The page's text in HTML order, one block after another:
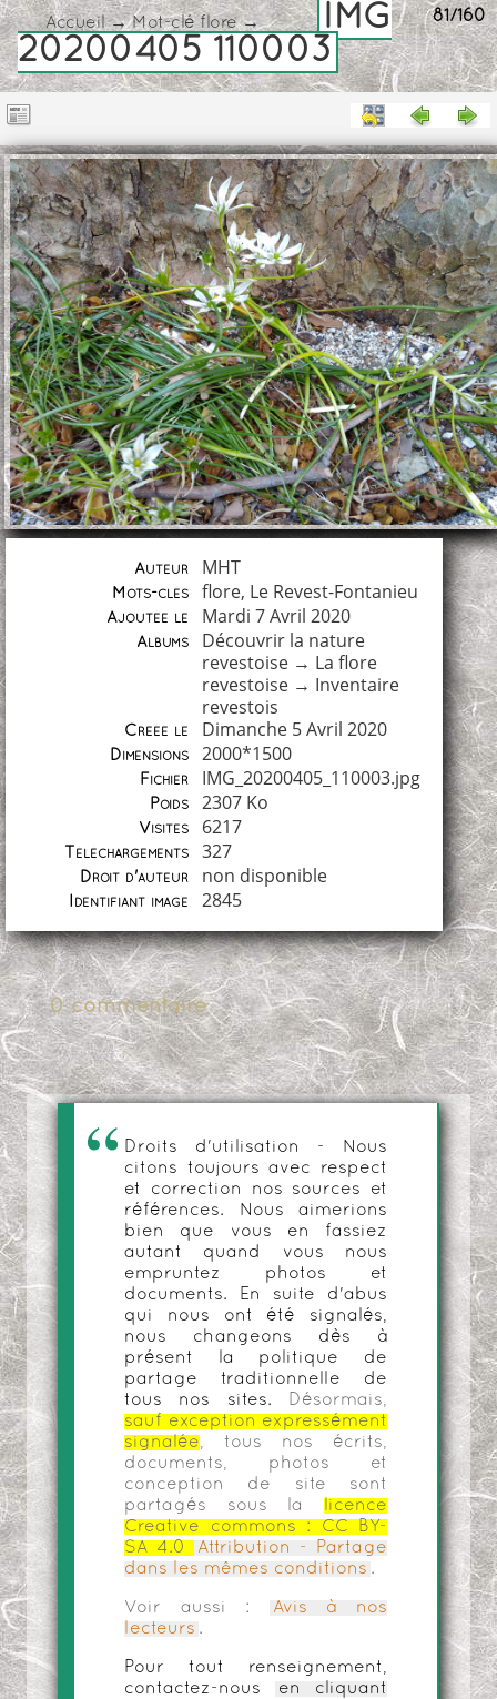
81/160
Accueil→Mot-clé flore→
IMG
20200405 110003
Auteur MHT
Mots-clés flore, Le Revest-Fontanieu
Ajoutée le Mardi 7 Avril 2020
Albums
Découvrir la nature
revestoise→ La flore
revestoise→ Inventaire
revestois
Créée le Dimanche 5 Avril 2020
Dimensions 2000*1500
Fichier IMG_20200405_110003.jpg
Poids 2307 Ko
Visites 6217
Téléchargements 327
Droit d'auteur non disponible
Identifiant image 2845
0 commentaire
Droits d'utilisation - Nous
citons toujours avec respect
et correction nos sources et
références. Nous aimerions
bien que vous en fassiez
autant quand vous nous
empruntez photos et
documents. En suite d'abus
qui nous ont été signalés,
nous changeons dès à
présent la politique de
partage traditionnelle de
tous nos sites.
Désormais,
sauf exception expressément
signalée, tous nos écrits,
documents, photos et
conception de site sont
partagés sous la
licence
Creative commons :
CC BY-
SA 4.0
Attribution - Partage
dans les mêmes conditions .
Voir aussi :
Avis à nos
lecteurs .
Pour tout renseignement,
contactez-nous
en cliquant